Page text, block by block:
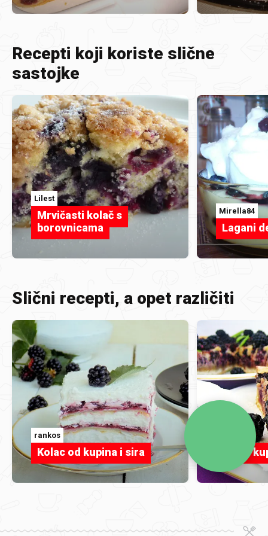
Recepti koji koriste slične
sastojke
Lilest
Mrvičasti kolač s
borovnicama
Mirella84
Lagani
Slični recepti, a opet različiti
rankos
Kolac od kupina i sira Pita s